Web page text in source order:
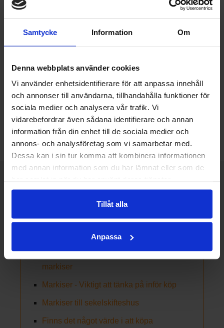
Samtycke Information Om
Denna webbplats använder cookies
Vi använder enhetsidentifierare för att anpassa innehåll
och annonser till användarna, tillhandahålla funktioner för
sociala medier och analysera vår trafik. Vi
vidarebefordrar även sådana identifierare och annan
information från din enhet till de sociala medier och
annons- och analysföretag som vi samarbetar med.
Dessa kan i sin tur komma att kombinera informationen
med annan information som du har lämnat eller som de
Tillåt alla
Anpassa
här får man följa tillverkarens rekommendationer,
Justera utfallsvinkeln
standardlutning på 15º, så om det är detta du har räknat
med behöver ingen justering göras. Annars drar du ut
markisen fullt ut och lossar på bultarna i armfästena.
Därefter får din medhjälpare hålla i markisfronten
samtidigt som du skruvar på justerskruvarna till dess att
önska lutning uppnått. Skruva fast bultarna i armfästena.
Övriga artiklar
När markiser blir en del av
trädgårdsfesten - så lyckas du
markiser
Markiser - Viktigt att tänka på inför köp
Markiser till sekelskifteshus
Finns det något värde i att köpa